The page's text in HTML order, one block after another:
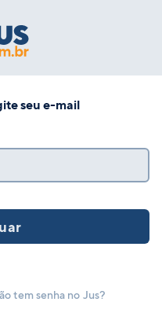
seu e-mail
tem senha no Jus?